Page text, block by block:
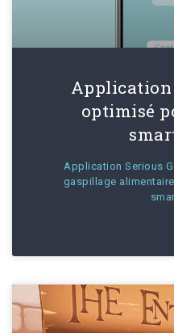
Application
optimisé
Application Serious
gaspillage